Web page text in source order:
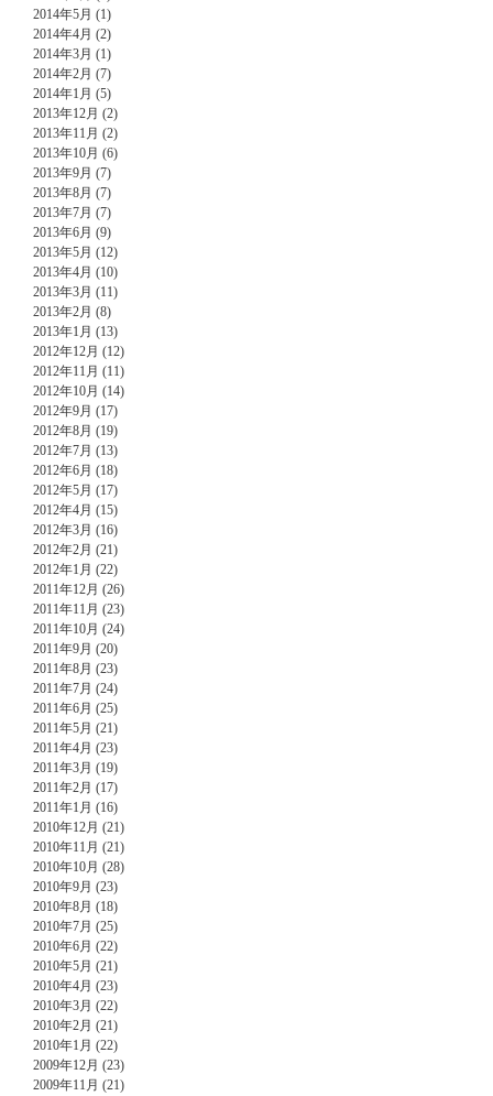
2014年5月 (1)
2014年4月 (2)
2014年3月 (1)
2014年2月 (7)
2014年1月 (5)
2013年12月 (2)
2013年11月 (2)
2013年10月 (6)
2013年9月 (7)
2013年8月 (7)
2013年7月 (7)
2013年6月 (9)
2013年5月 (12)
2013年4月 (10)
2013年3月 (11)
2013年2月 (8)
2013年1月 (13)
2012年12月 (12)
2012年11月 (11)
2012年10月 (14)
2012年9月 (17)
2012年8月 (19)
2012年7月 (13)
2012年6月 (18)
2012年5月 (17)
2012年4月 (15)
2012年3月 (16)
2012年2月 (21)
2012年1月 (22)
2011年12月 (26)
2011年11月 (23)
2011年10月 (24)
2011年9月 (20)
2011年8月 (23)
2011年7月 (24)
2011年6月 (25)
2011年5月 (21)
2011年4月 (23)
2011年3月 (19)
2011年2月 (17)
2011年1月 (16)
2010年12月 (21)
2010年11月 (21)
2010年10月 (28)
2010年9月 (23)
2010年8月 (18)
2010年7月 (25)
2010年6月 (22)
2010年5月 (21)
2010年4月 (23)
2010年3月 (22)
2010年2月 (21)
2010年1月 (22)
2009年12月 (23)
2009年11月 (21)